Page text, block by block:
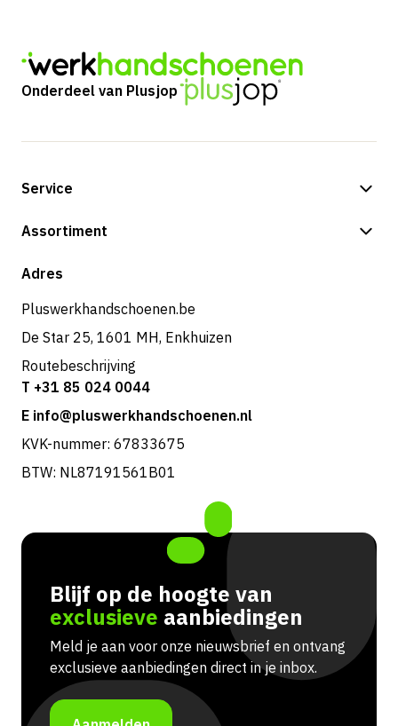
Onderdeel van Plusjop
Service
Betalingsmogelijkheden
Retouren & service
Assortiment
Shop
Adres
Pluswerkhandschoenen.be
De Star 25, 1601 MH, Enkhuizen
Routebeschrijving
T +31 85 024 0044
E info@pluswerkhandschoenen.nl
KVK-nummer: 67833675
BTW: NL87191561B01
Blijf op de hoogte van
exclusieve aanbiedingen
Meld je aan voor onze nieuwsbrief en ontvang
exclusieve aanbiedingen direct in je inbox.